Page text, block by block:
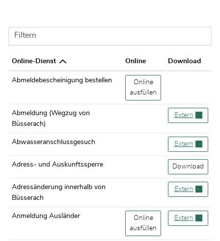
Filtern
Online-Dienst Online Download
Abmeldebescheinigung bestellen Abmeldebescheinigung
Online
ausfüllen
Abmeldung (Wegzug von
Büsserach)
Abmeldung
Extern
Abwasseranschlussgesuch Extern
Adress- und Auskunftssperre Adress- und
Download
Adressänderung innerhalb von
Büsserach
Extern
Anmeldung Ausländer Anmeldung Ausländer
Online
ausfüllen
Anmeldung
Extern